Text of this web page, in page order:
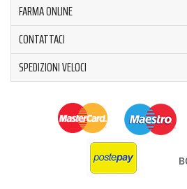
FARMA ONLINE
CONTATTACI
SPEDIZIONI VELOCI